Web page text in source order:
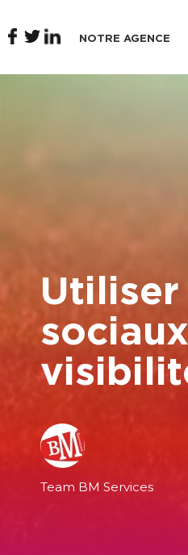
NOTRE AGENCE
Utiliser
Team BM Services